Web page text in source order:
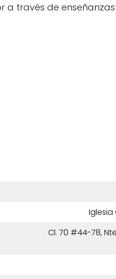
a través de
Iglesia
Cl. 70 #44-78,